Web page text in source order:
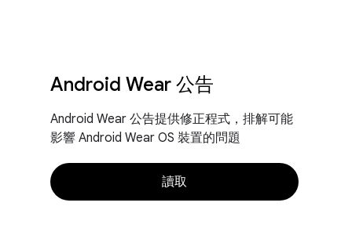
Android Wear 公告
Android Wear 公告提供修正程式，排解可能
影響 Android Wear OS 裝置的問題
讀取